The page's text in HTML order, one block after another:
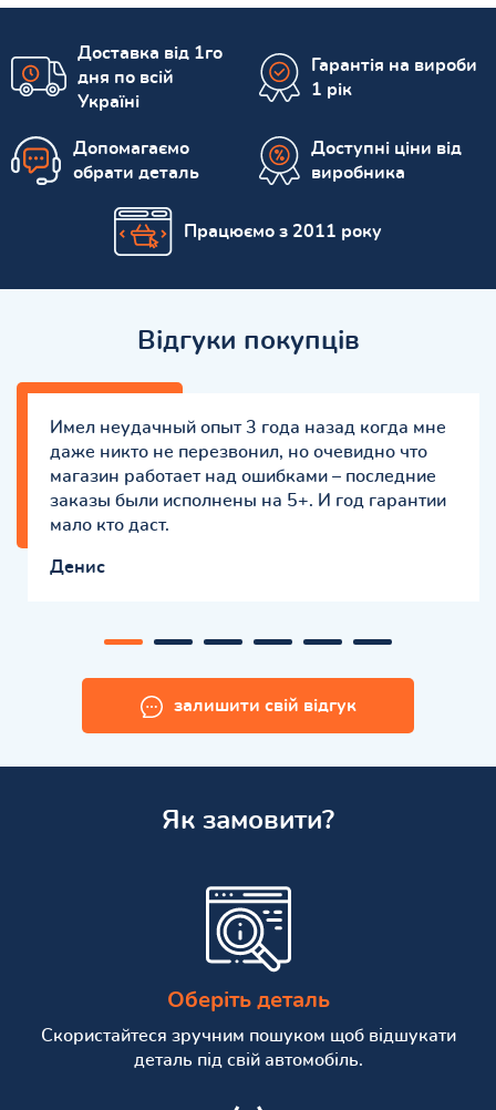
Доставка від 1го
дня по всій
Україні
Гарантія на вироби
1 рік
Допомагаємо
обрати деталь
Доступні ціни від
виробника
Працюємо з 2011 року
Відгуки покупців
Имел неудачный опыт 3 года назад когда мне
даже никто не перезвонил, но очевидно что
магазин работает над ошибками – последние
заказы были исполнены на 5+. И год гарантии
мало кто даст.
Денис
залишити свій відгук
Як замовити?
Оберіть деталь
Скористайтеся зручним пошуком щоб відшукати
деталь під свій автомобіль.